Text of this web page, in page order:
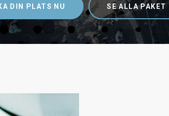
DIN PLATS NU SE ALLA PAKET